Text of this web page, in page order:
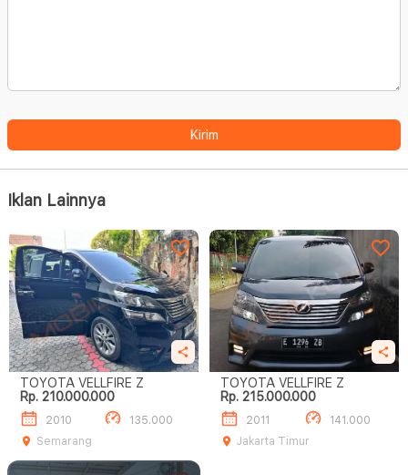
Kirim
Iklan Lainnya
TOYOTA VELLFIRE Z
Rp. 210.000.000
2010
135.000
Semarang
TOYOTA VELLFIRE Z
Rp. 215.000.000
2011
141.000
Jakarta Timur